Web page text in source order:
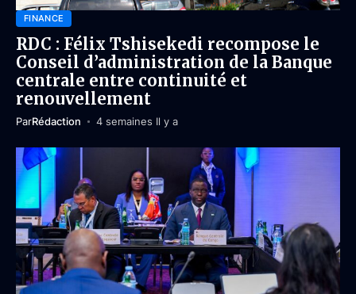
FINANCE
RDC : Félix Tshisekedi recompose le
Conseil d’administration de la Banque
centrale entre continuité et
renouvellement
ParRédaction 4 semaines Il y a